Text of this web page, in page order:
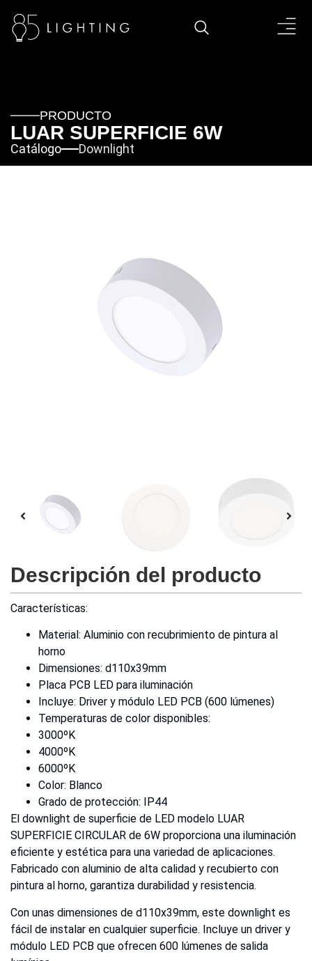
PRODUCTO
LUAR SUPERFICIE 6W
Catálogo Downlight
Descripción del producto
Características:
Material: Aluminio con recubrimiento de pintura al
horno
Dimensiones: d110x39mm
Placa PCB LED para iluminación
Incluye: Driver y módulo LED PCB (600 lúmenes)
Temperaturas de color disponibles:
3000ºK
4000ºK
6000ºK
Color: Blanco
Grado de protección: IP44
El downlight de superficie de LED modelo LUAR
SUPERFICIE CIRCULAR de 6W proporciona una iluminación
eficiente y estética para una variedad de aplicaciones.
Fabricado con aluminio de alta calidad y recubierto con
pintura al horno, garantiza durabilidad y resistencia.
Con unas dimensiones de d110x39mm, este downlight es
fácil de instalar en cualquier superficie. Incluye un driver y
módulo LED PCB que ofrecen 600 lúmenes de salida